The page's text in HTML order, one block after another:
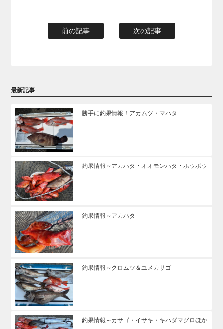
前の記事 次の記事
最新記事
勝手に釣果情報！アカムツ・マハタ
釣果情報～アカハタ・オオモンハタ・ホウボウ
釣果情報～アカハタ
釣果情報～クロムツ＆ユメカサゴ
釣果情報～カサゴ・イサキ・キハダマグロほか